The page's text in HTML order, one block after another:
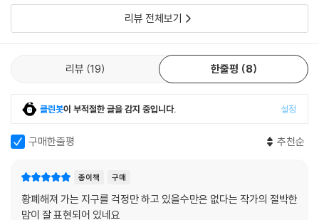
사람들이 몇 번 쓰고 버린 플라스틱으로 가득 찬 바다를 보며, 배 속이 쓰레
기로 가득 차 죽은 야생동물들을 보며, 무너져내리는 빙하를 보며, 제 삶을
살지 못한 채 좁은 케이지에 갇혀 사육당하는 불행한 동물들의 일생을 보
며 이 시대의 도시인들은 죄책감을 느낀다. 그리고 이 귀한 터전을 잘 사용
고개가 숙여진다. ‘할 수 있을까?’ 의심하고 겁을 먹으면서도 나도 모르게
도시 생활자의 힙하고 쿨한 지구 사랑법!
제로웨이스트와 비건. 일상에서 어떻게 실천할 수 있을까? 흔히 떠올리는
리뷰 전체보기
리뷰 19 한줄평 8
클린봇이 부적절한 글을 감지 중입니다. 설정
구매한줄평 추천순
종이책 구매
황폐해져 가는 지구를 걱정만 하고 있을수만은 없다는 작가의 절박한
맘이 잘 표현되어 있네요